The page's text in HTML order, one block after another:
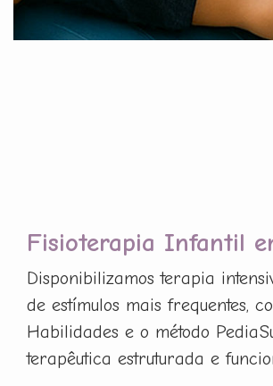
Fisioterapia Infantil
Disponibilizamos terapia
de estímulos mais frequentes,
Habilidades e o método
terapêutica estruturada e